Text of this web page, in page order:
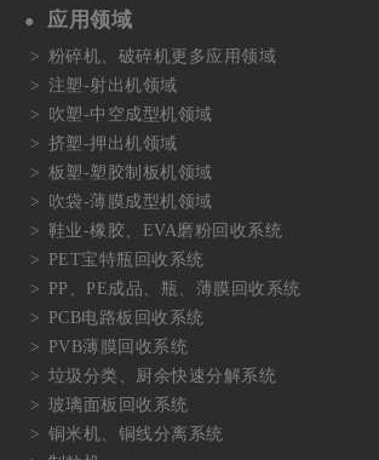
应用领域
粉碎机、破碎机更多应用领域
注塑-射出机领域
吹塑-中空成型机领域
挤塑-押出机领域
板塑-塑胶制板机领域
吹袋-薄膜成型机领域
鞋业-橡胶、EVA磨粉回收系统
PET宝特瓶回收系统
PP、PE成品、瓶、薄膜回收系统
PCB电路板回收系统
PVB薄膜回收系统
垃圾分类、厨余快速分解系统
玻璃面板回收系统
铜米机、铜线分离系统